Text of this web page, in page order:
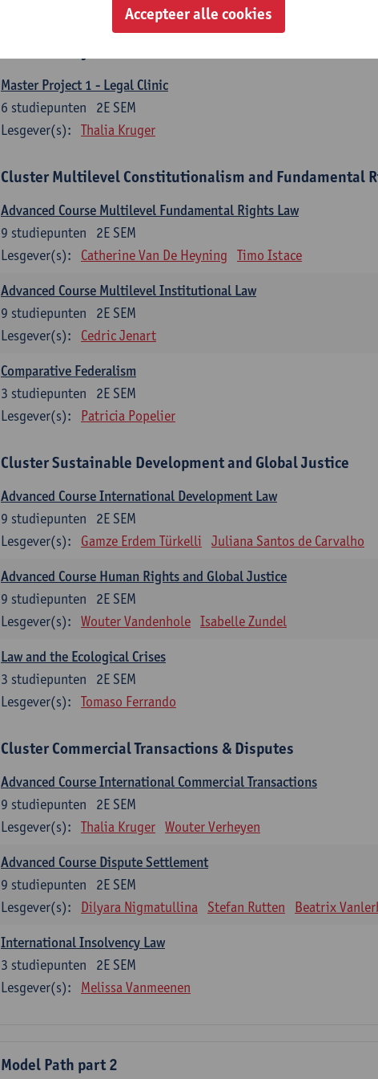
Thalia Kruger Feyisayo Lari-Williams
Master Project 1 - Legal Clinic
2E SEM
6 studiepunten
Lesgever(s):
Thalia Kruger
Cluster Multilevel Constitutionalism and Fundamental
Advanced Course Multilevel Fundamental Rights Law
2E SEM
9 studiepunten
Lesgever(s):
Catherine Van De Heyning Timo Istace
Advanced Course Multilevel Institutional Law
2E SEM
9 studiepunten
Lesgever(s):
Cedric Jenart
Comparative Federalism
2E SEM
3 studiepunten
Lesgever(s):
Patricia Popelier
Cluster Sustainable Development and Global Justice
Advanced Course International Development Law
2E SEM
9 studiepunten
Lesgever(s):
Gamze Erdem Türkelli Juliana Santos de Carvalho
Advanced Course Human Rights and Global Justice
2E SEM
9 studiepunten
Lesgever(s):
Wouter Vandenhole Isabelle Zundel
Law and the Ecological Crises
2E SEM
3 studiepunten
Lesgever(s):
Tomaso Ferrando
Cluster Commercial Transactions & Disputes
Advanced Course International Commercial Transactions
2E SEM
9 studiepunten
Lesgever(s):
Thalia Kruger Wouter Verheyen
Advanced Course Dispute Settlement
2E SEM
9 studiepunten
Lesgever(s):
Dilyara Nigmatullina Stefan Rutten Beatrix
International Insolvency Law
2E SEM
3 studiepunten
Lesgever(s):
Melissa Vanmeenen
Model Path part 2
Accepteer alle cookies